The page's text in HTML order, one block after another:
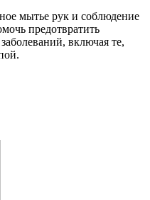
мытье рук и соблюдение
предотвратить
включая те,